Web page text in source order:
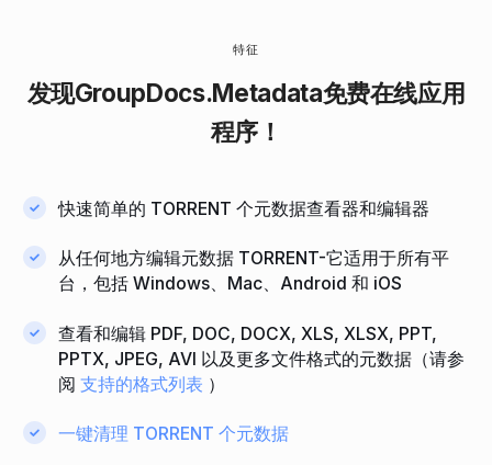
特征
发现GroupDocs.Metadata免费在线应用
程序！
快速简单的 TORRENT 个元数据查看器和编辑器
从任何地方编辑元数据 TORRENT-它适用于所有平
台，包括 Windows、Mac、Android 和 iOS
查看和编辑 PDF, DOC, DOCX, XLS, XLSX, PPT,
PPTX, JPEG, AVI 以及更多文件格式的元数据（请参
阅支持的格式列表 ）
一键清理 TORRENT 个元数据